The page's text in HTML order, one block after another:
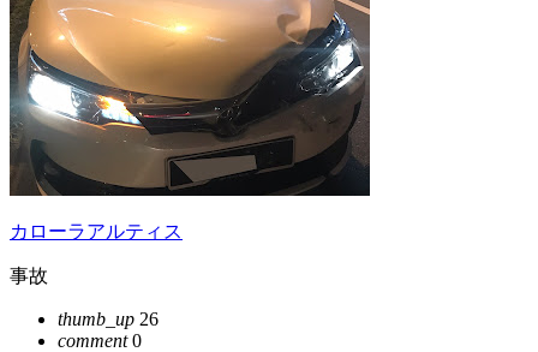
カローラアルティス
事故
thumb_up 26
comment0